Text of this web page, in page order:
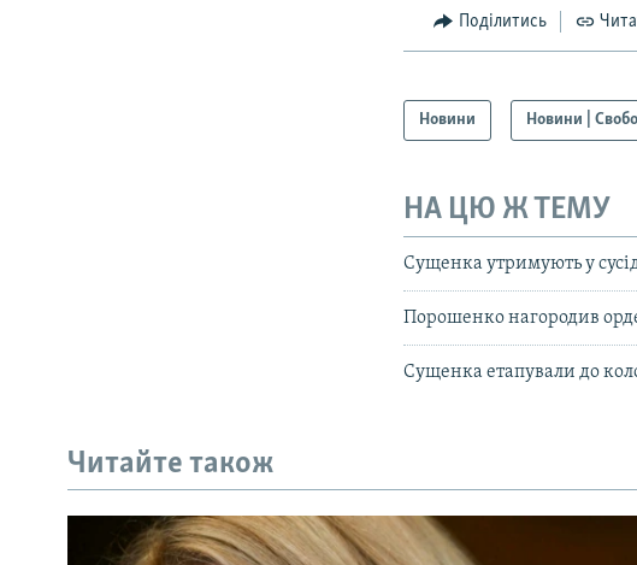
Поділитись
Новини Новини |
НА ЦЮ Ж ТЕМУ
Сущенка утримують у
Порошенко нагородив
Сущенка етапували до
Читайте також